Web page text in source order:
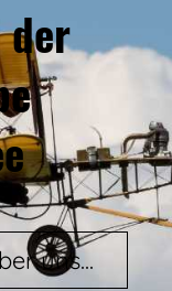
der
uns...